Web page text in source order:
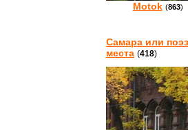
Motok (863)
Самара или
места (418)